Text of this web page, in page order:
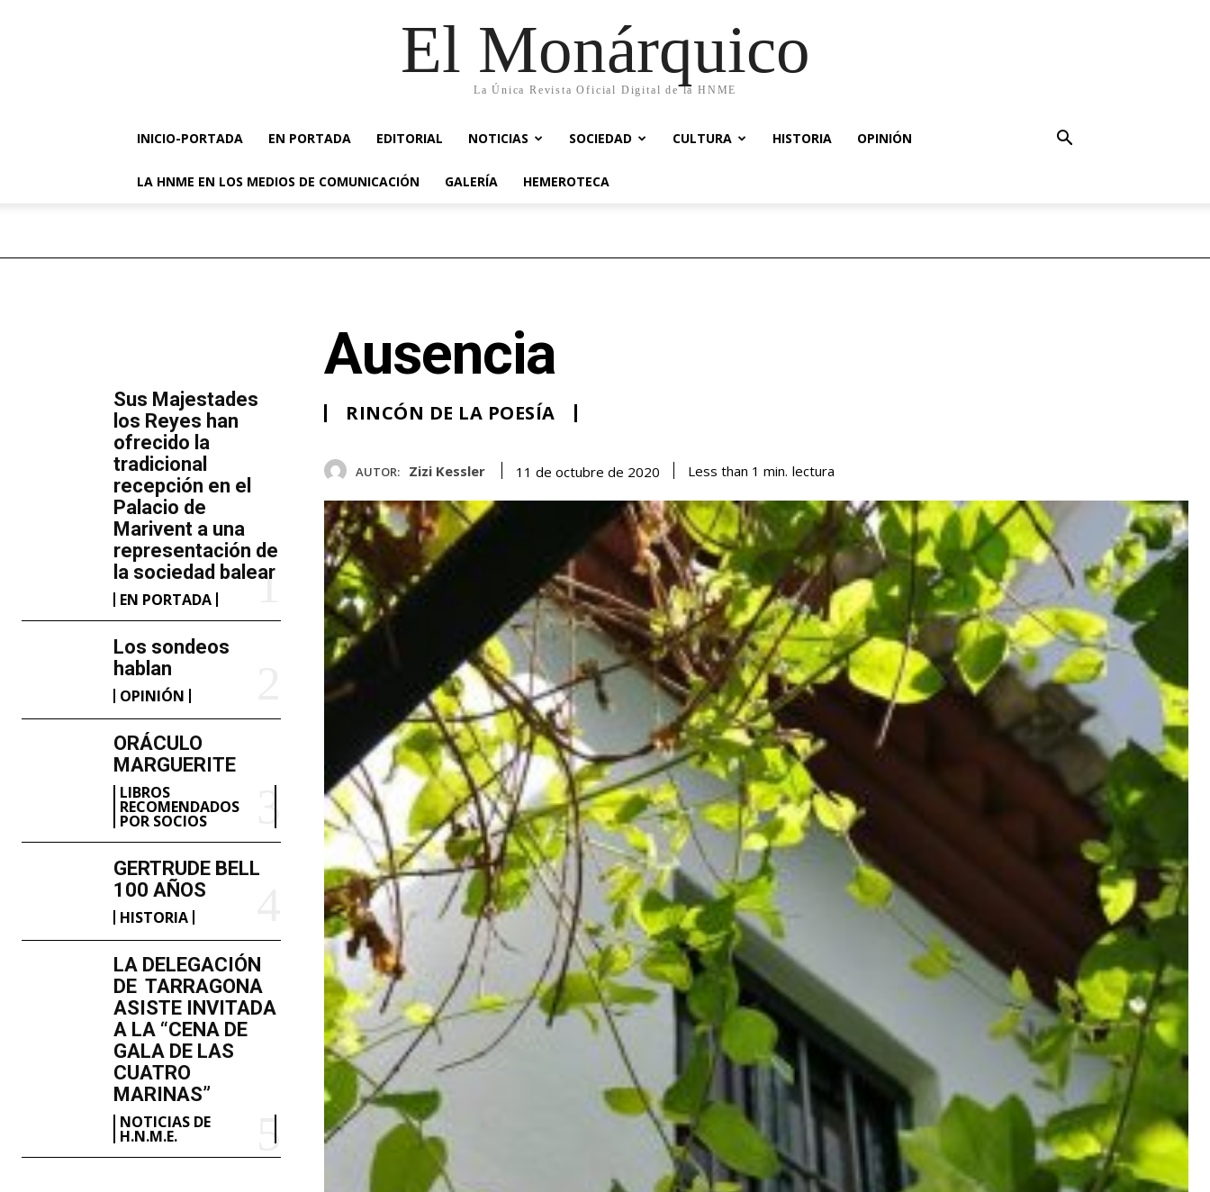
El Monárquico
La Única Revista Oficial Digital de la HNME
INICIO-PORTADA EN PORTADA EDITORIAL NOTICIAS SOCIEDAD CULTURA HISTORIA OPINIÓN
LA HNME EN LOS MEDIOS DE COMUNICACIÓN GALERÍA HEMEROTECA
​Sus Majestades
los Reyes han
ofrecido la
tradicional
recepción en el
Palacio de
Marivent​ a una
representación de
la sociedad balear
EN PORTADA
Los sondeos
hablan
OPINIÓN
ORÁCULO
MARGUERITE
LIBROS
RECOMENDADOS
POR SOCIOS
GERTRUDE BELL
100 AÑOS
HISTORIA
LA DELEGACIÓN
DE TARRAGONA
ASISTE INVITADA
A LA “CENA DE
GALA DE LAS
CUATRO
MARINAS”
NOTICIAS DE
H.N.M.E.
Ausencia
RINCÓN DE LA POESÍA
AUTOR: Zizi Kessler 11 de octubre de 2020 Less than 1 min. lectura